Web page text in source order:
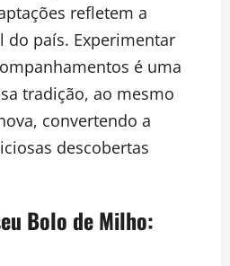
refletem a
do país. Experimentar
é uma
tradição, ao mesmo
convertendo a
descobertas
Bolo de Milho: